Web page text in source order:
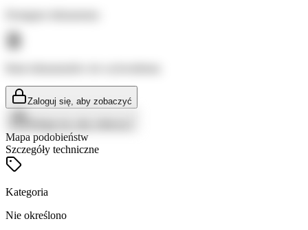
Zaloguj się, aby zobaczyć
Mapa podobieństw
Szczegóły techniczne
Kategoria
Nie określono